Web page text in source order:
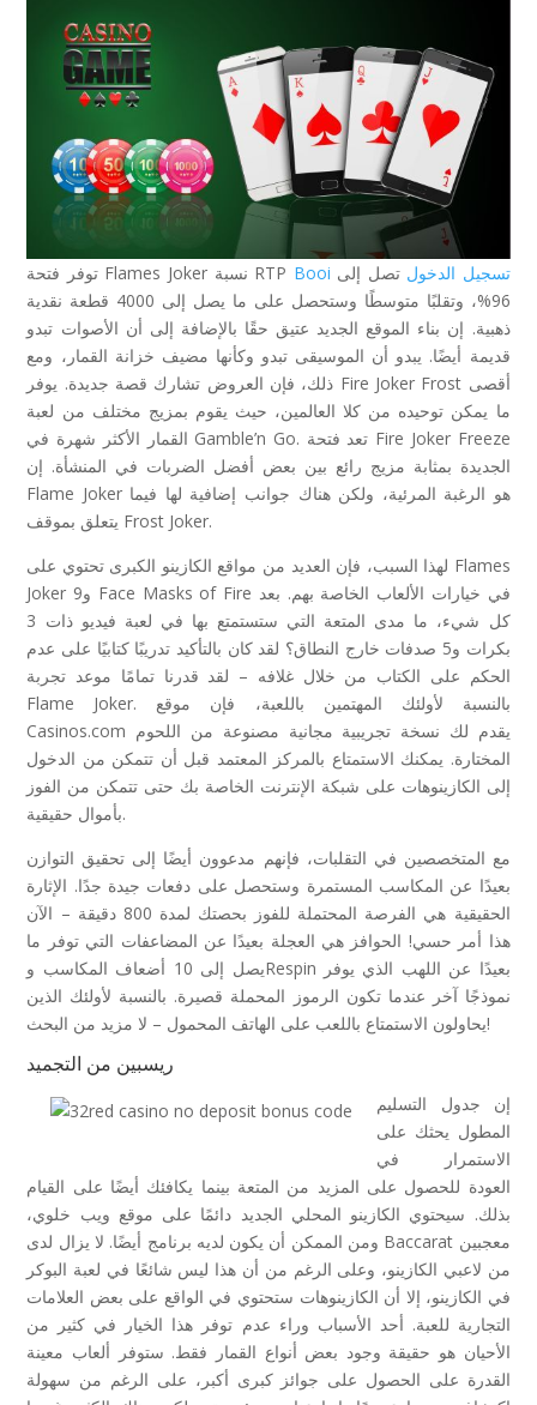
توفر فتحة Flames Joker نسبة RTP Booi تسجيل الدخول تصل إلى
96%، وتقلبًا متوسطًا وستحصل على ما يصل إلى 4000 قطعة نقدية
ذهبية. إن بناء الموقع الجديد عتيق حقًا بالإضافة إلى أن الأصوات تبدو
قديمة أيضًا. يبدو أن الموسيقى تبدو وكأنها مضيف خزانة القمار، ومع
ذلك، فإن العروض تشارك قصة جديدة. يوفر Fire Joker Frost أقصى
ما يمكن توحيده من كلا العالمين، حيث يقوم بمزيج مختلف من لعبة
القمار الأكثر شهرة في Gamble’n Go. تعد فتحة Fire Joker Freeze
الجديدة بمثابة مزيج رائع بين بعض أفضل الضربات في المنشأة. إن
Flame Joker هو الرغبة المرئية، ولكن هناك جوانب إضافية لها فيما
يتعلق بموقف Frost Joker.
لهذا السبب، فإن العديد من مواقع الكازينو الكبرى تحتوي على Flames
Joker و9 Face Masks of Fire في خيارات الألعاب الخاصة بهم. بعد
كل شيء، ما مدى المتعة التي ستستمتع بها في لعبة فيديو ذات 3
بكرات و5 صدفات خارج النطاق؟ لقد كان بالتأكيد تدريبًا كتابيًا على عدم
الحكم على الكتاب من خلال غلافه – لقد قدرنا تمامًا موعد تجربة
Flame Joker. بالنسبة لأولئك المهتمين باللعبة، فإن موقع
Casinos.com يقدم لك نسخة تجريبية مجانية مصنوعة من اللحوم
المختارة. يمكنك الاستمتاع بالمركز المعتمد قبل أن تتمكن من الدخول
إلى الكازينوهات على شبكة الإنترنت الخاصة بك حتى تتمكن من الفوز
بأموال حقيقية.
مع المتخصصين في التقلبات، فإنهم مدعوون أيضًا إلى تحقيق التوازن
بعيدًا عن المكاسب المستمرة وستحصل على دفعات جيدة جدًا. الإثارة
الحقيقية هي الفرصة المحتملة للفوز بحصتك لمدة 800 دقيقة – الآن
هذا أمر حسي! الحوافز هي العجلة بعيدًا عن المضاعفات التي توفر ما
يصل إلى 10 أضعاف المكاسب وRespin بعيدًا عن اللهب الذي يوفر
نموذجًا آخر عندما تكون الرموز المحملة قصيرة. بالنسبة لأولئك الذين
يحاولون الاستمتاع باللعب على الهاتف المحمول – لا مزيد من البحث!
ريسبين من التجميد
إن جدول التسليم
المطول يحثك على
الاستمرار في
العودة للحصول على المزيد من المتعة بينما يكافئك أيضًا على القيام
بذلك. سيحتوي الكازينو المحلي الجديد دائمًا على موقع ويب خلوي،
ومن الممكن أن يكون لديه برنامج أيضًا. لا يزال لدى Baccarat معجبين
من لاعبي الكازينو، وعلى الرغم من أن هذا ليس شائعًا في لعبة البوكر
في الكازينو، إلا أن الكازينوهات ستحتوي في الواقع على بعض العلامات
التجارية للعبة. أحد الأسباب وراء عدم توفر هذا الخيار في كثير من
الأحيان هو حقيقة وجود بعض أنواع القمار فقط. ستوفر ألعاب معينة
القدرة على الحصول على جوائز كبرى أكبر، على الرغم من سهولة